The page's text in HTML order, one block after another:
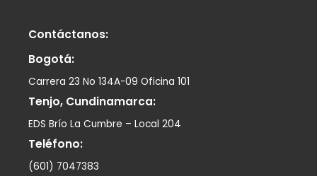
Contáctanos:
Bogotá:
Carrera 23 No 134A-09 Oficina 101
Tenjo, Cundinamarca:
EDS Brío La Cumbre – Local 204
Teléfono:
(601) 7047383